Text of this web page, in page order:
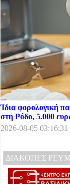
Ίδια φορολογική
στη Ρόδο, 5.000
2026-08-05 03:16:31
ΔΙΑΚΟΠΕΣ